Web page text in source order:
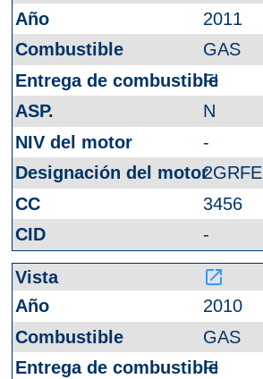
2011
GAS
FI
N
-
2GRFE
3456
-
launch
2010
GAS
FI